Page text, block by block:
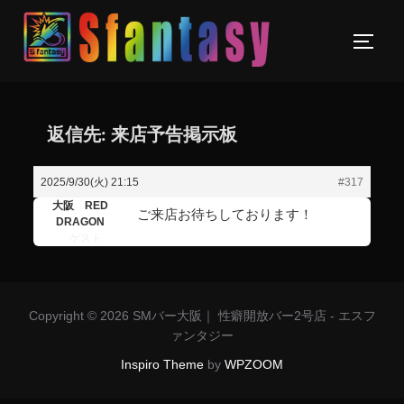
返信先: 来店予告掲示板
2025/9/30(火) 21:15
#317
大阪 RED
DRAGON
ご来店お待ちしております！
Copyright © 2026 SMバー大阪｜ 性癖開放バー2号店 - エスフ
ァンタジー
Inspiro Theme by WPZOOM